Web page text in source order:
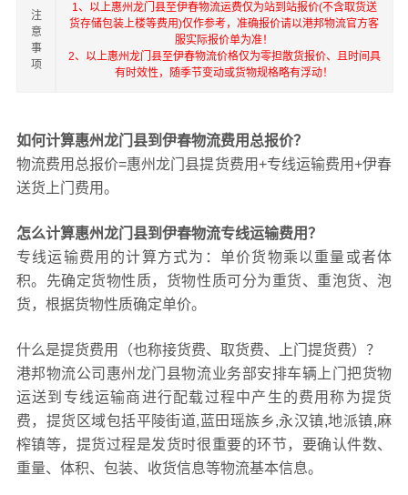
注
意
事
项
1、以上惠州龙门县至伊春物流运费仅为站到站报价(不含取货送
货存储包装上楼等费用)仅作参考，准确报价请以港邦物流官方客
服实际报价单为准！
2、以上惠州龙门县至伊春物流价格仅为零担散货报价、且时间具
有时效性，随季节变动或货物规格略有浮动！
如何计算惠州龙门县到伊春物流费用总报价？
物流费用总报价=惠州龙门县提货费用+专线运输费用+伊春
送货上门费用。
怎么计算惠州龙门县到伊春物流专线运输费用？
专线运输费用的计算方式为：单价货物乘以重量或者体
积。先确定货物性质，货物性质可分为重货、重泡货、泡
货，根据货物性质确定单价。
什么是提货费用（也称接货费、取货费、上门提货费）？
港邦物流公司惠州龙门县物流业务部安排车辆上门把货物
运送到专线运输商进行配载过程中产生的费用称为提货
费，提货区域包括平陵街道,蓝田瑶族乡,永汉镇,地派镇,麻
榨镇等，提货过程是发货时很重要的环节，要确认件数、
重量、体积、包装、收货信息等物流基本信息。